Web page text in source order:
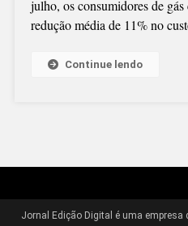
julho, os consumidores de
redução média de 11% no
Continue lendo
Jornal Edição Digital é uma empresa